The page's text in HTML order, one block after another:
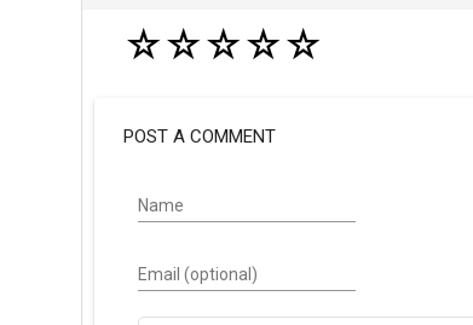
☆☆☆☆☆
POST A COMMENT
Name
Email (optional)